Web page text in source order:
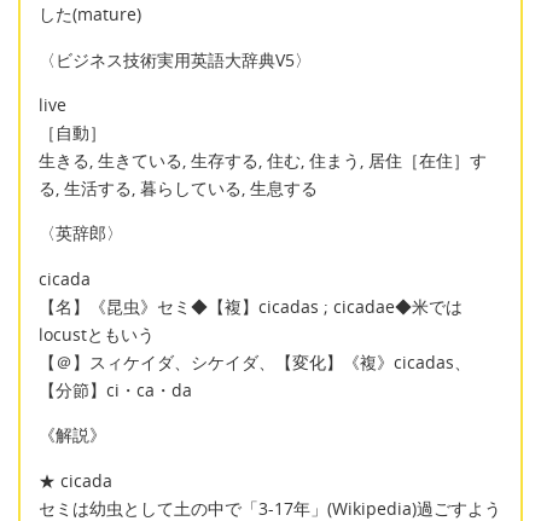
した(mature)
〈ビジネス技術実用英語大辞典V5〉
live
［自動］
生きる, 生きている, 生存する, 住む, 住まう, 居住［在住］す
る, 生活する, 暮らしている, 生息する
〈英辞郎〉
cicada
【名】《昆虫》セミ◆【複】cicadas ; cicadae◆米では
locustともいう
【＠】スィケイダ、シケイダ、【変化】《複》cicadas、
【分節】ci・ca・da
《解説》
★ cicada
セミは幼虫として土の中で「3-17年」(Wikipedia)過ごすよう